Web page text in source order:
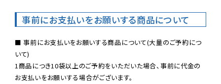
事前にお支払いをお願いする商品について
■ 事前にお支払いをお願いする商品について(大量のご予約につ
いて)
1商品につき10袋以上のご予約をいただいた場合、事前に代金の
お支払いをお願いする場合がございます。